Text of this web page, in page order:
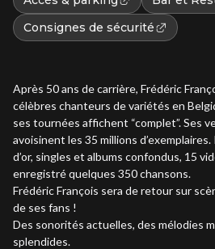
Consignes de sécurité
Après 50 ans de carrière, Frédéric
célèbres chanteurs de variétés en
ses tournées affichent “complet”. Ses
avoisinent les 35 millions
d’or, singles et albums confondus, 15
enregistré quelques 350 chansons.
Frédéric François sera de retour sur
de ses fans !
Des sonorités actuelles, des mélodies
splendides.